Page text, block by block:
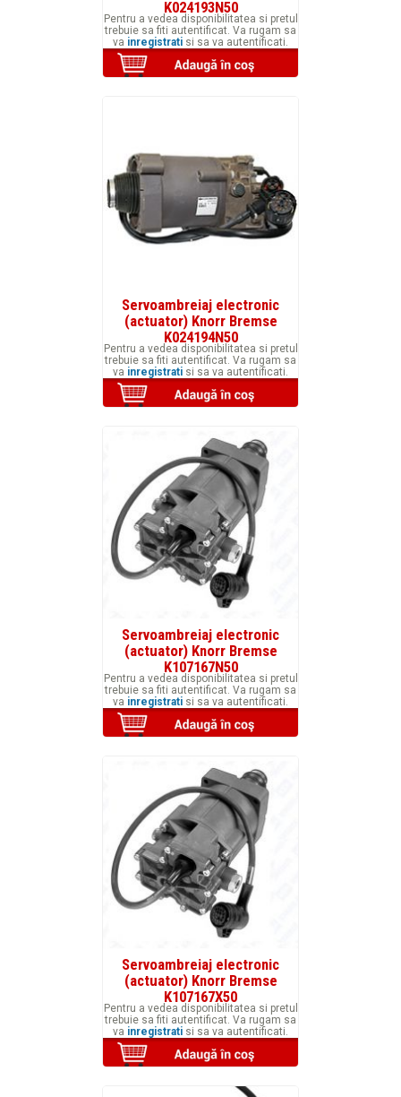
K024193N50
Pentru a vedea disponibilitatea si pretul
trebuie sa fiti autentificat. Va rugam sa
va inregistrati si sa va autentificati.
Servoambreiaj electronic
(actuator) Knorr Bremse
K024194N50
Pentru a vedea disponibilitatea si pretul
trebuie sa fiti autentificat. Va rugam sa
va inregistrati si sa va autentificati.
Servoambreiaj electronic
(actuator) Knorr Bremse
K107167N50
Pentru a vedea disponibilitatea si pretul
trebuie sa fiti autentificat. Va rugam sa
va inregistrati si sa va autentificati.
Servoambreiaj electronic
(actuator) Knorr Bremse
K107167X50
Pentru a vedea disponibilitatea si pretul
trebuie sa fiti autentificat. Va rugam sa
va inregistrati si sa va autentificati.